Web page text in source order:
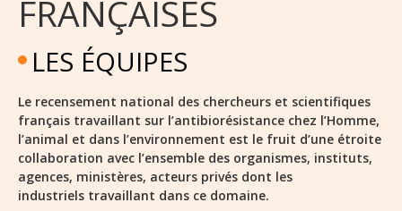
FRANÇAISES
LES ÉQUIPES
Le recensement national des chercheurs et scientifiques
français travaillant sur l’antibiorésistance chez l’Homme,
l’animal et dans l’environnement est le fruit d’une étroite
collaboration avec l’ensemble des organismes, instituts,
agences, ministères, acteurs privés dont les
industriels travaillant dans ce domaine.